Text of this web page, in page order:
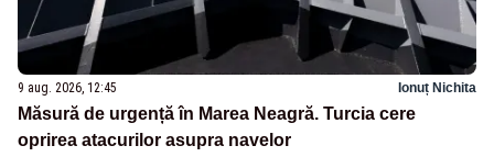
9 aug. 2026, 12:45 Ionuț Nichita
Măsură de urgență în Marea Neagră. Turcia cere
oprirea atacurilor asupra navelor